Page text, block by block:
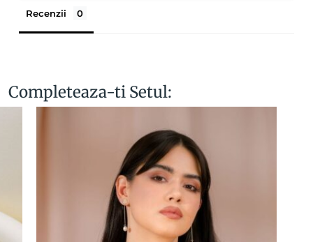
Recenzii
Completeaza-ti Setul: